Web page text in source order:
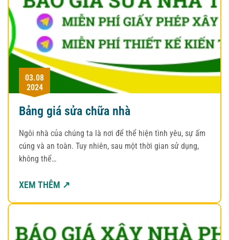
03.08
2024
Bảng giá sửa chữa nhà
Ngôi nhà của chúng ta là nơi để thể hiện tình yêu, sự ấm
cúng và an toàn. Tuy nhiên, sau một thời gian sử dụng,
không thể…
XEM THÊM ↗